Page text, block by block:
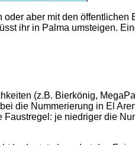
aber mit den öffentlichen
ihr in Palma umsteigen.
(z.B. Bierkönig,
die Nummerierung in El
je niedriger die